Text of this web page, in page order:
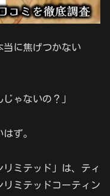
当に焦げつかない
ゃないの？」
ず。
ミテッド」は、ティ
ミテッドコーティン